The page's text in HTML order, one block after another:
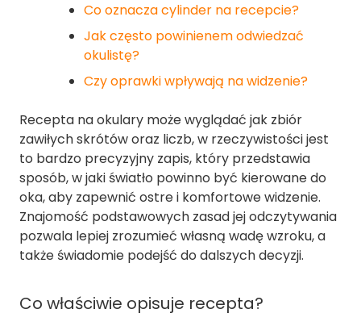
Co oznacza cylinder na recepcie?
Jak często powinienem odwiedzać
okulistę?
Czy oprawki wpływają na widzenie?
Recepta na okulary może wyglądać jak zbiór
zawiłych skrótów oraz liczb, w rzeczywistości jest
to bardzo precyzyjny zapis, który przedstawia
sposób, w jaki światło powinno być kierowane do
oka, aby zapewnić ostre i komfortowe widzenie.
Znajomość podstawowych zasad jej odczytywania
pozwala lepiej zrozumieć własną wadę wzroku, a
także świadomie podejść do dalszych decyzji.
Co właściwie opisuje recepta?